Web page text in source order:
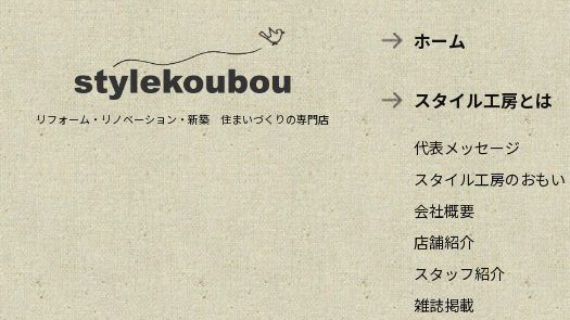
リフォーム・リノベーション・新築 住まいづくりの専門店
ホーム
スタイル工房とは
代表メッセージ
スタイル工房のおもい
会社概要
店舗紹介
スタッフ紹介
雑誌掲載